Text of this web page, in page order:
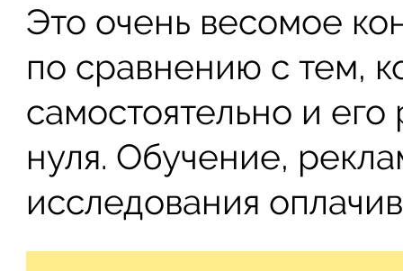
Это очень весомое
по сравнению с тем,
самостоятельно и его
нуля. Обучение,
исследования